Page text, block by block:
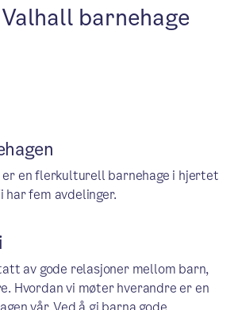
barnehage
er en flerkulturell barnehage i hjertet
har fem avdelinger.
av gode relasjoner mellom barn,
Hvordan vi møter hverandre er en